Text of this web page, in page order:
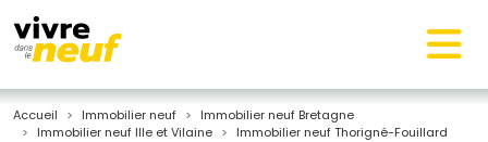
Accueil Immobilier neuf
Immobilier neuf Bretagne
Immobilier neuf Ille et Vilaine
Immobilier neuf Thorigné-Fouillard